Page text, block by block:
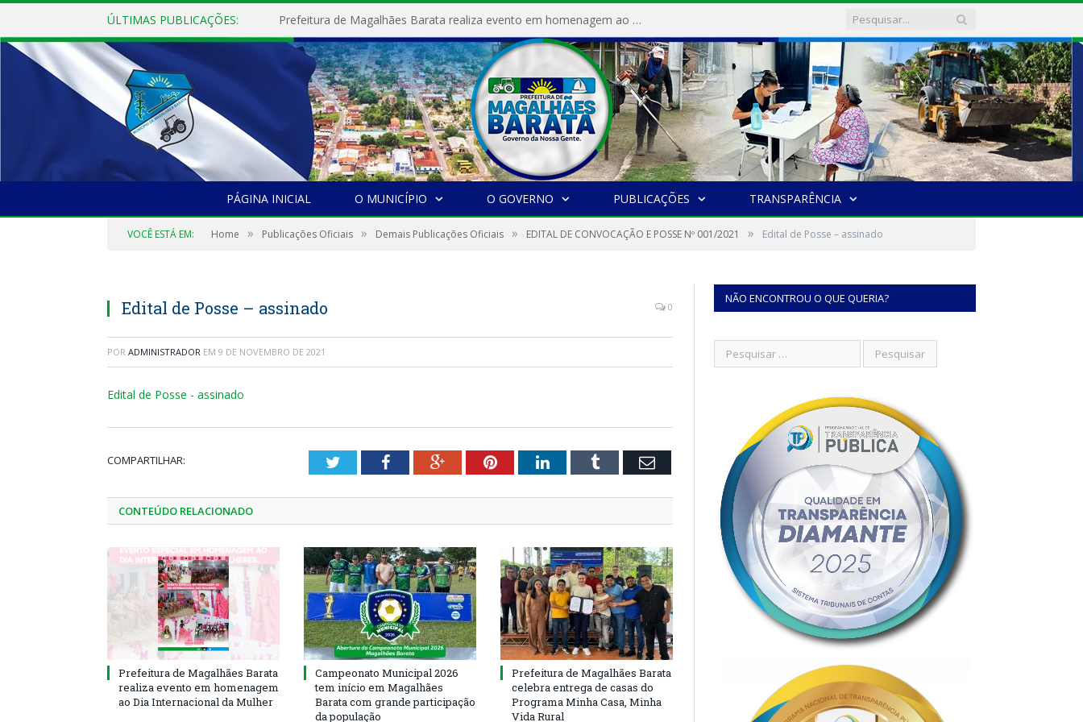
ÚLTIMAS PUBLICAÇÕES: Prefeitura de Magalhães Barata realiza evento em homenagem ao Dia Internacional da Mulher
PÁGINA INICIAL O MUNICÍPIO O GOVERNO PUBLICAÇÕES TRANSPARÊNCIA
VOCÊ ESTÁ EM: Home » Publicações Oficiais » Demais Publicações Oficiais » EDITAL DE CONVOCAÇÃO E POSSE Nº 001/2021 » Edital de Posse – assinado
Edital de Posse – assinado 0
POR ADMINISTRADOR EM 9 DE NOVEMBRO DE 2021
Edital de Posse - assinado
COMPARTILHAR: TwitterFacebookGoogle+PinterestLinkedInTumblr Email
CONTEÚDO RELACIONADO
Prefeitura de Magalhães Barata
realiza evento em homenagem
ao Dia Internacional da Mulher
Campeonato Municipal 2026
tem início em Magalhães
Barata com grande participação
da população
Prefeitura de Magalhães Barata
celebra entrega de casas do
Programa Minha Casa, Minha
Vida Rural
NÃO ENCONTROU O QUE QUERIA?